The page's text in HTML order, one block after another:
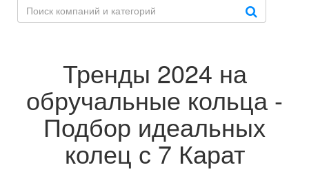
Тренды 2024 на
обручальные кольца -
Подбор идеальных
колец с 7 Карат